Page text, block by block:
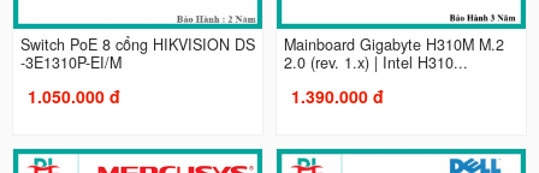
Switch PoE 8 cổng HIKVISION DS
-3E1310P-EI/M
1.050.000 đ
Mainboard Gigabyte H310M M.2
2.0 (rev. 1.x) | Intel H310...
1.390.000 đ